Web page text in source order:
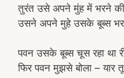
तुरंत उसे अपने मुंह में भरने
उसने अपने मुहे उसके बूब्स भर
पवन उसके बूब्स चूस रहा था
फिर पवन मुझसे बोला –